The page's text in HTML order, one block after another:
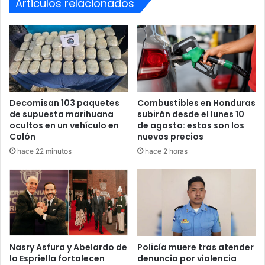
recepción.
Estas jornadas están dirigidas de manera exclusiva al
personal especializado del INM, enfocándose de manera
estratégica al intercambio de inteligencia y técnicas
avanzadas de verificación de documentos.
capacitación Expertos
Instituto Nacional de Migración
Articulos relacionados
Decomisan 103 paquetes
de supuesta marihuana
ocultos en un vehículo en
Colón
hace 22 minutos
Combustibles en Honduras
subirán desde el lunes 10
de agosto: estos son los
nuevos precios
hace 2 horas
Nasry Asfura y Abelardo de
la Espriella fortalecen
Policía muere tras atender
denuncia por violencia